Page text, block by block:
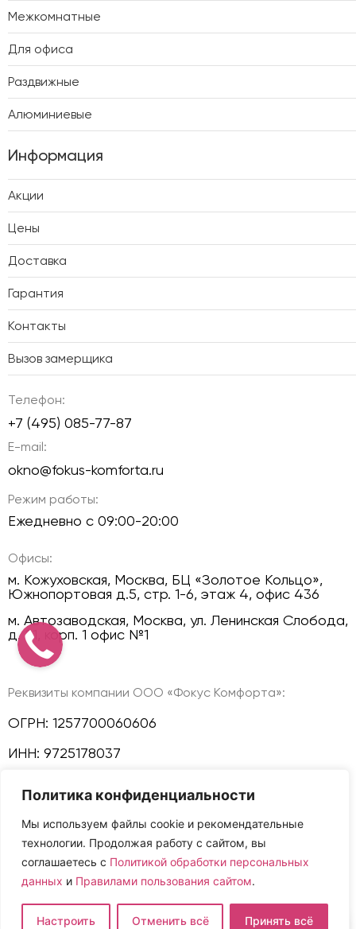
Политика конфиденциальности
Мы используем файлы cookie и рекомендательные
технологии. Продолжая работу с сайтом, вы
соглашаетесь с Политикой обработки персональных
данных и Правилами пользования сайтом.
Настроить Отменить всё Принять всё
Межкомнатные
Для офиса
Раздвижные
Алюминиевые
Информация
Акции
Цены
Доставка
Гарантия
Контакты
Вызов замерщика
Телефон:
+7 (495) 085-77-87
E-mail:
okno@fokus-komforta.ru
Режим работы:
Ежедневно с 09:00-20:00
Офисы:
м. Кожуховская, Москва, БЦ «Золотое Кольцо»,
Южнопортовая д.5, стр. 1-6, этаж 4, офис 436
м. Автозаводская, Москва, ул. Ленинская Слобода,
д. 21, корп. 1 офис №1
Реквизиты компании ООО «Фокус Комфорта»:
ОГРН: 1257700060606
ИНН: 9725178037
КПП: 772501001
Политика конфиденциальности
Мы в соц сетях:
Сайт и размещенная на нем информация не